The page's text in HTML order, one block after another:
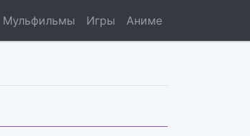
Мульфильмы Игры Аниме